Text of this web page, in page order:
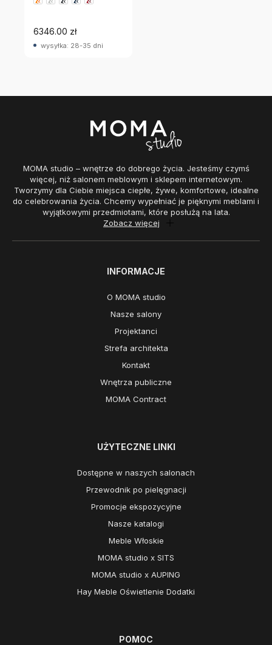
6346.00 zł
wysyłka: 28-35 dni
MOMA studio – wnętrze do dobrego życia. Jesteśmy czymś
więcej, niż salonem meblowym i sklepem internetowym.
Tworzymy dla Ciebie miejsca ciepłe, żywe, komfortowe, idealne
do celebrowania życia. Chcemy wypełniać je pięknymi meblami i
wyjątkowymi przedmiotami, które posłużą na lata.
Zobacz więcej
INFORMACJE
O MOMA studio
Nasze salony
Projektanci
Strefa architekta
Kontakt
Wnętrza publiczne
MOMA Contract
UŻYTECZNE LINKI
Dostępne w naszych salonach
Przewodnik po pielęgnacji
Promocje ekspozycyjne
Nasze katalogi
Meble Włoskie
MOMA studio x SITS
MOMA studio x AUPING
Hay Meble Oświetlenie Dodatki
POMOC